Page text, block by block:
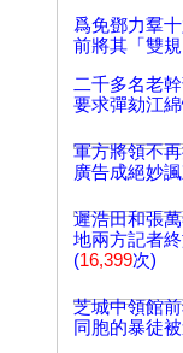
爲免鄧力羣
前將其「雙規
二千多名老
要求彈劾江
軍方將領不
廣告成絕妙諷
遲浩田和張
地兩方記者
(16,399次)
芝城中領館
同胞的暴徒